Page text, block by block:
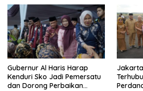
Gubernur Al Haris Harap
Kenduri Sko Jadi Pemersatu
dan Dorong Perbaikan